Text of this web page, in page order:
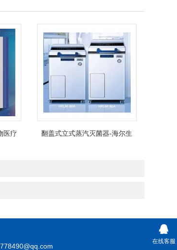
医疗
翻盖式立式蒸汽灭菌器-海尔生
在线客服